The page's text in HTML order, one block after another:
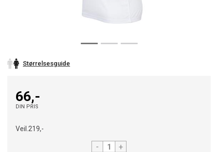
Størrelsesguide
66,-
DIN PRIS
Veil. 219,-
- +